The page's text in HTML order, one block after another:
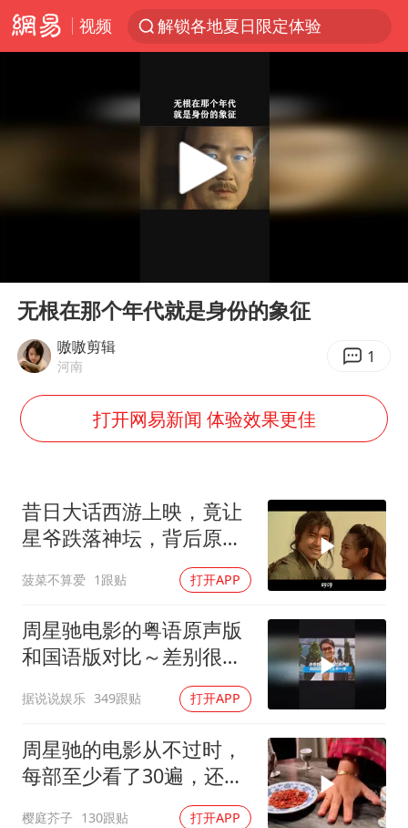
视频
解锁各地夏日限定体验
四川宜宾市珙县发生3.4级地震
台风白海豚闭眼浙江上海处于危险半圆
白海豚将正面袭击贯穿浙江
香港宏福苑火灾或由烟头引起
刘浩存百花奖开幕式红裙起舞
女子网购名牌包发现是自己丢的那只
万岁山接盘烂尾恒大文旅城
戚薇谈把脸交给AI
多个明星演唱会取消
习近平心系体育强国建设
Play
无根在那个年代就是身份的象征
嗷嗷剪辑
河南 1
打开网易新闻 体验效果更佳
昔日大话西游上映，竟让
星爷跌落神坛，背后原因
菠菜不算爱 1跟贴 打开APP
周星驰电影的粤语原声版
和国语版对比～差别很
大！讲粤语的星爷才是他
自己！
据说说娱乐 349跟贴 打开APP
周星驰的电影从不过时，
每部至少看了30遍，还是
樱庭芥子 130跟贴 打开APP